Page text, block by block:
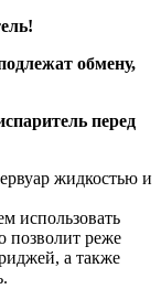
обмену,
перед
жидкостью и
использовать
позволит реже
а также